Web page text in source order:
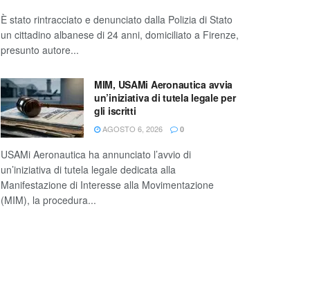
È stato rintracciato e denunciato dalla Polizia di Stato
un cittadino albanese di 24 anni, domiciliato a Firenze,
presunto autore...
MIM, USAMi Aeronautica avvia
un’iniziativa di tutela legale per
gli iscritti
AGOSTO 6, 2026 0
USAMi Aeronautica ha annunciato l’avvio di
un’iniziativa di tutela legale dedicata alla
Manifestazione di Interesse alla Movimentazione
(MIM), la procedura...